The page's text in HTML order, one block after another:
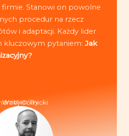
firmie. Stanowi on powolne
procedur na rzecz
i adaptacji. Każdy lider
kluczowym pytaniem: Jak
Written By
Górnicki